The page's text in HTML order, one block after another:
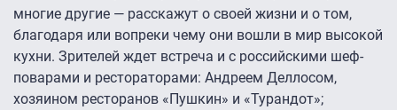
многие другие — расскажут о своей жизни и о том,
благодаря или вопреки чему они вошли в мир высокой
кухни. Зрителей ждет встреча и с российскими шеф-
поварами и рестораторами: Андреем Деллосом,
хозяином ресторанов «Пушкин» и «Турандот»;